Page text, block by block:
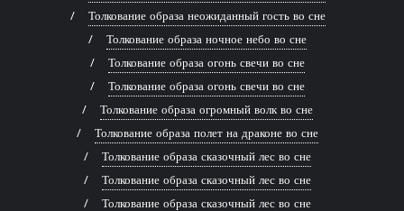
Толкование образа неожиданный гость во сне
Толкование образа ночное небо во сне
Толкование образа огонь свечи во сне
Толкование образа огонь свечи во сне
Толкование образа огромный волк во сне
Толкование образа полет на драконе во сне
Толкование образа сказочный лес во сне
Толкование образа сказочный лес во сне
Толкование образа сказочный лес во сне